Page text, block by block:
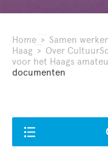
Home > Samen
Haag > Over
voor het Haags
documenten